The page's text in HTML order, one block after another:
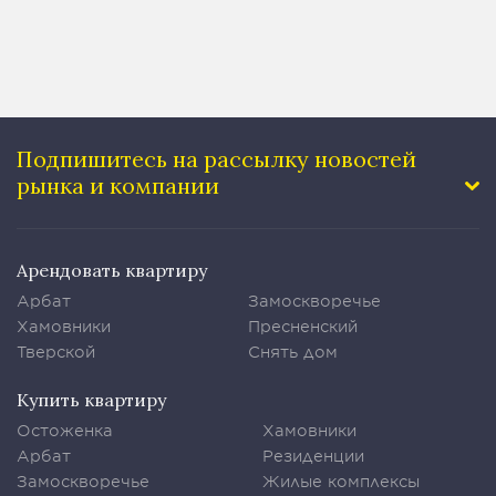
Подпишитесь на рассылку новостей
рынка и компании
Арендовать квартиру
Арбат
Хамовники
Тверской
Замоскворечье
Пресненский
Снять дом
Купить квартиру
Остоженка
Арбат
Замоскворечье
Хамовники
Резиденции
Жилые комплексы